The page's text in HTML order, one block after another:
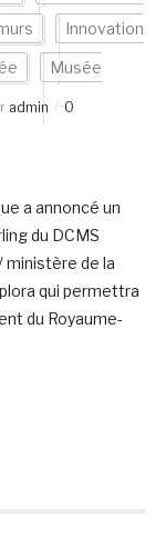
Innovation
Musée
admin
0
a annoncé un
du DCMS
ministère de la
qui permettra
du Royaume-